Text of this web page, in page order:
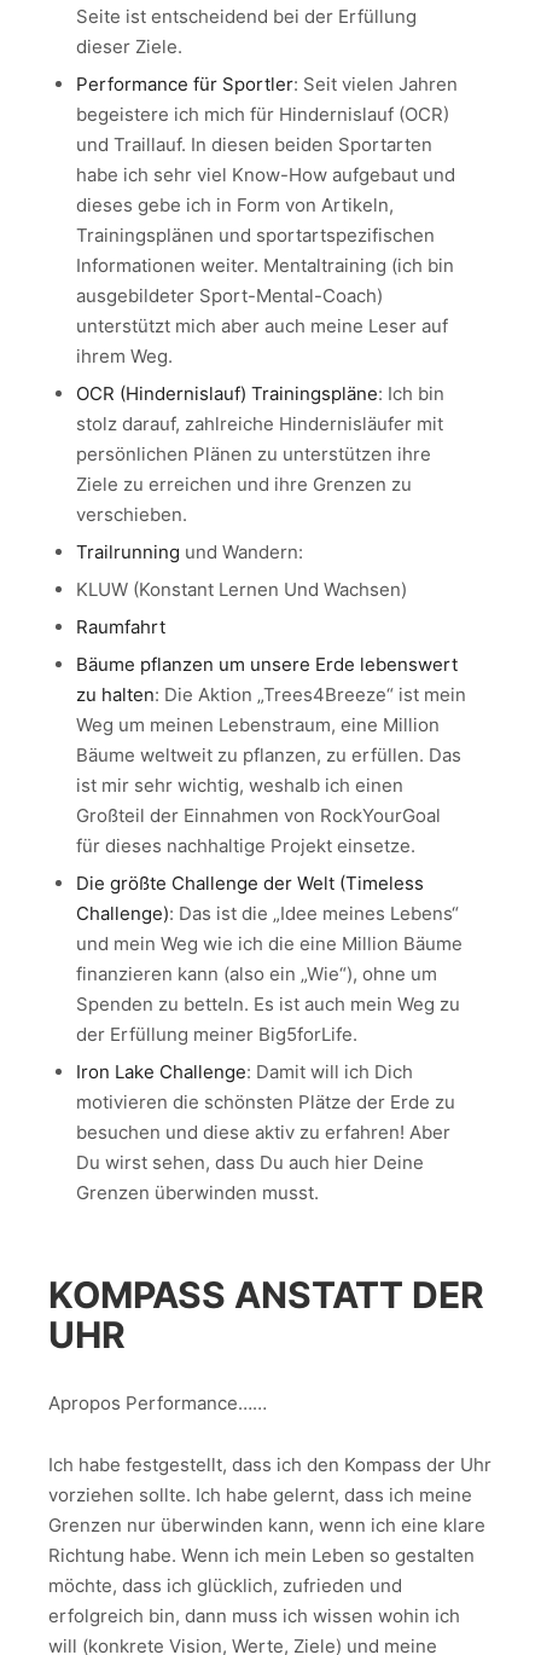
Seite ist entscheidend bei der Erfüllung
dieser Ziele.
Performance für Sportler: Seit vielen Jahren
begeistere ich mich für Hindernislauf (OCR)
und Traillauf. In diesen beiden Sportarten
habe ich sehr viel Know-How aufgebaut und
dieses gebe ich in Form von Artikeln,
Trainingsplänen und sportartspezifischen
Informationen weiter. Mentaltraining (ich bin
ausgebildeter Sport-Mental-Coach)
unterstützt mich aber auch meine Leser auf
ihrem Weg.
OCR (Hindernislauf) Trainingspläne: Ich bin
stolz darauf, zahlreiche Hindernisläufer mit
persönlichen Plänen zu unterstützen ihre
Ziele zu erreichen und ihre Grenzen zu
verschieben.
Trailrunning und Wandern:
KLUW (Konstant Lernen Und Wachsen)
Raumfahrt
Bäume pflanzen um unsere Erde lebenswert
zu halten: Die Aktion „Trees4Breeze“ ist mein
Weg um meinen Lebenstraum, eine Million
Bäume weltweit zu pflanzen, zu erfüllen. Das
ist mir sehr wichtig, weshalb ich einen
Großteil der Einnahmen von RockYourGoal
für dieses nachhaltige Projekt einsetze.
Die größte Challenge der Welt (Timeless
Challenge): Das ist die „Idee meines Lebens“
und mein Weg wie ich die eine Million Bäume
finanzieren kann (also ein „Wie“), ohne um
Spenden zu betteln. Es ist auch mein Weg zu
der Erfüllung meiner Big5forLife.
Iron Lake Challenge: Damit will ich Dich
motivieren die schönsten Plätze der Erde zu
besuchen und diese aktiv zu erfahren! Aber
Du wirst sehen, dass Du auch hier Deine
Grenzen überwinden musst.
KOMPASS ANSTATT DER
UHR
Apropos Performance……
Ich habe festgestellt, dass ich den Kompass der Uhr
vorziehen sollte. Ich habe gelernt, dass ich meine
Grenzen nur überwinden kann, wenn ich eine klare
Richtung habe. Wenn ich mein Leben so gestalten
möchte, dass ich glücklich, zufrieden und
erfolgreich bin, dann muss ich wissen wohin ich
will (konkrete Vision, Werte, Ziele) und meine